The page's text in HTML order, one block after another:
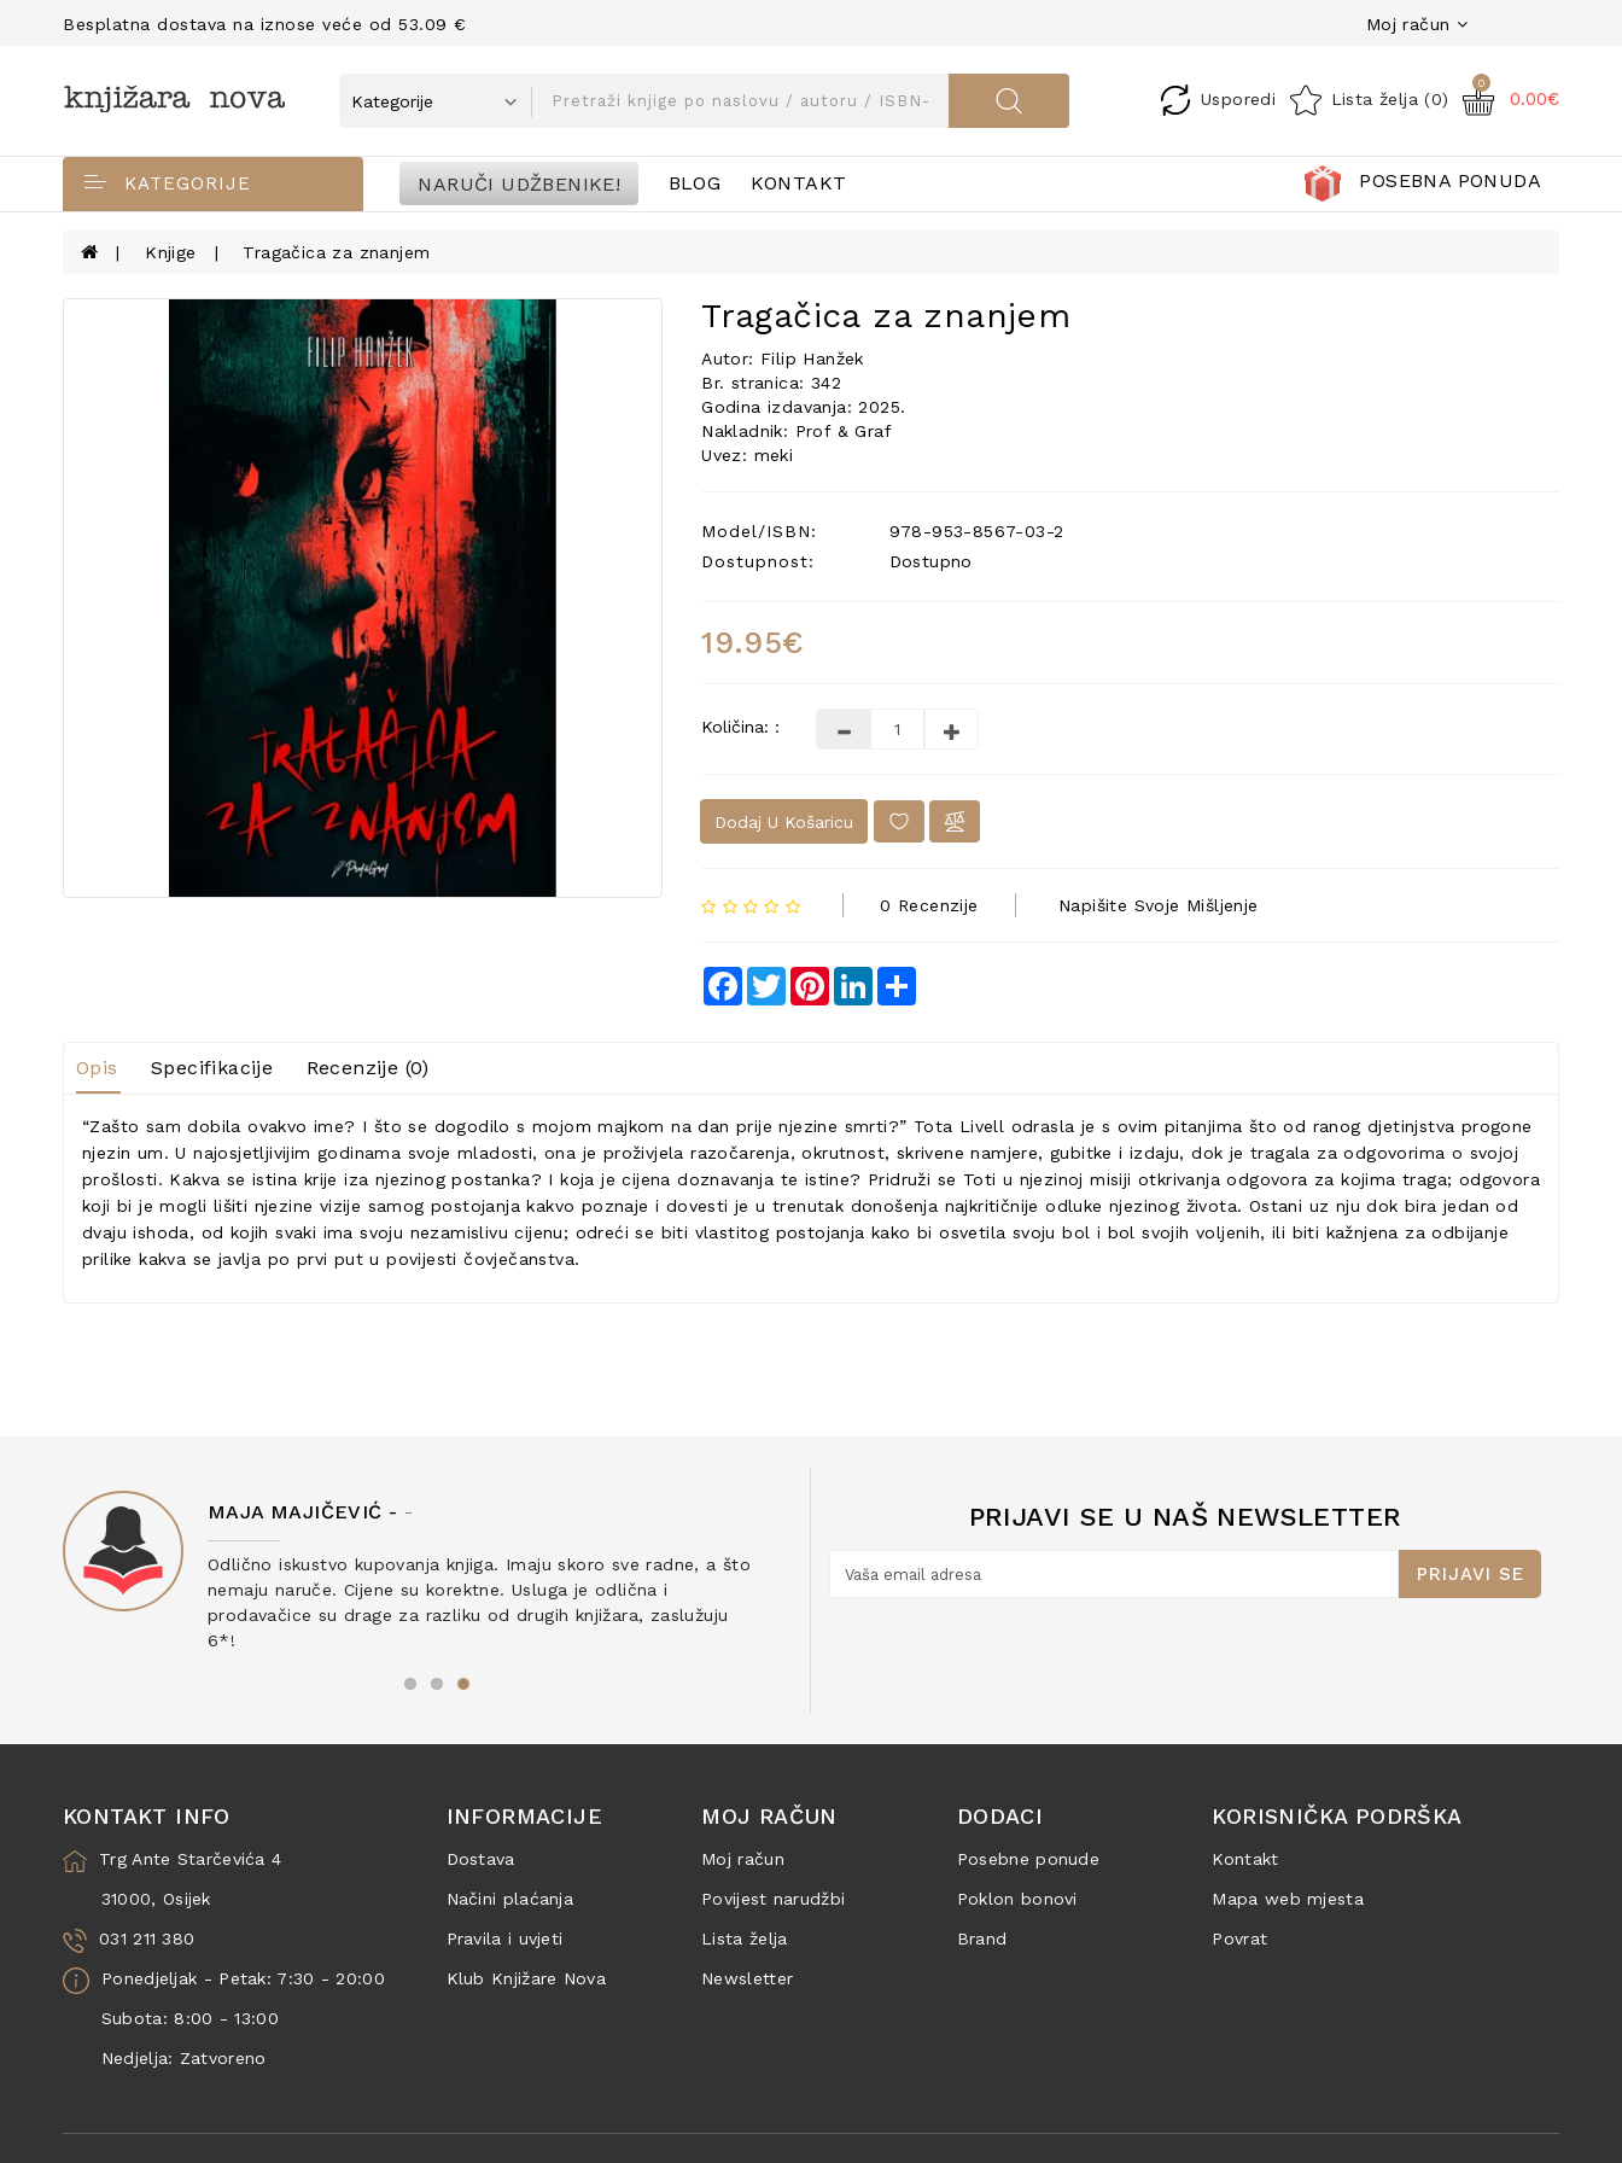
Besplatna dostava na iznose veće od 53.09 € Moj račun
Usporedi Lista želja (0)
0
0.00€
KATEGORIJE NARUČI UDŽBENIKE! BLOG KONTAKT POSEBNA PONUDA
Knjige Tragačica za znanjem
Tragačica za znanjem
Autor: Filip Hanžek
Br. stranica: 342
Godina izdavanja: 2025.
Nakladnik: Prof & Graf
Uvez: meki
Model/ISBN:
978-953-8567-03-2
Dostupnost:
Dostupno
19.95€
Količina: :
Dodaj U Košaricu
0 Recenzije Napišite Svoje Mišljenje
Facebook
TwitterPinterestLinkedIn
Opis Specifikacije Recenzije (0)
“Zašto sam dobila ovakvo ime? I što se dogodilo s mojom majkom na dan prije njezine smrti?” Tota Livell odrasla je s ovim pitanjima što od ranog djetinjstva progone
njezin um. U najosjetljivijim godinama svoje mladosti, ona je proživjela razočarenja, okrutnost, skrivene namjere, gubitke i izdaju, dok je tragala za odgovorima o svojoj
prošlosti. Kakva se istina krije iza njezinog postanka? I koja je cijena doznavanja te istine? Pridruži se Toti u njezinoj misiji otkrivanja odgovora za kojima traga; odgovora
koji bi je mogli lišiti njezine vizije samog postojanja kakvo poznaje i dovesti je u trenutak donošenja najkritičnije odluke njezinog života. Ostani uz nju dok bira jedan od
dvaju ishoda, od kojih svaki ima svoju nezamislivu cijenu; odreći se biti vlastitog postojanja kako bi osvetila svoju bol i bol svojih voljenih, ili biti kažnjena za odbijanje
prilike kakva se javlja po prvi put u povijesti čovječanstva.
MAJA MAJIČEVIĆ - -
Odlično iskustvo kupovanja knjiga. Imaju skoro sve radne, a što
nemaju naruče. Cijene su korektne. Usluga je odlična i
prodavačice su drage za razliku od drugih knjižara, zaslužuju
6*!
PRIJAVI SE U NAŠ NEWSLETTER
PRIJAVI SE
KONTAKT INFO
Trg Ante Starčevića 4
31000, Osijek
031 211 380
Ponedjeljak - Petak: 7:30 - 20:00
Subota: 8:00 - 13:00
Nedjelja: Zatvoreno
INFORMACIJE
Dostava
Načini plaćanja
Pravila i uvjeti
Klub Knjižare Nova
MOJ RAČUN
Moj račun
Povijest narudžbi
Lista želja
Newsletter
DODACI
Posebne ponude
Poklon bonovi
Brand
KORISNIČKA PODRŠKA
Kontakt
Mapa web mjesta
Povrat